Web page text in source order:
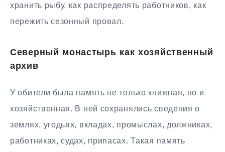
хранить рыбу, как распределять работников, как
пережить сезонный провал.
Северный монастырь как хозяйственный
архив
У обители была память не только книжная, но и
хозяйственная. В ней сохранялись сведения о
землях, угодьях, вкладах, промыслах, должниках,
работниках, судах, припасах. Такая память